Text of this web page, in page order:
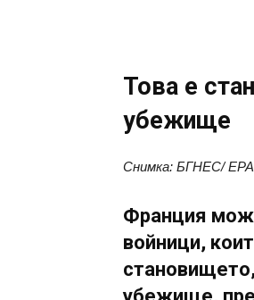
Това е
убежище
Снимка: БГНЕС/ EPA
Франция
войници,